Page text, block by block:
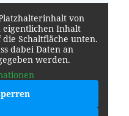
von
eigentlichen Inhalt
Schaltfläche unten.
dabei Daten an
werden.